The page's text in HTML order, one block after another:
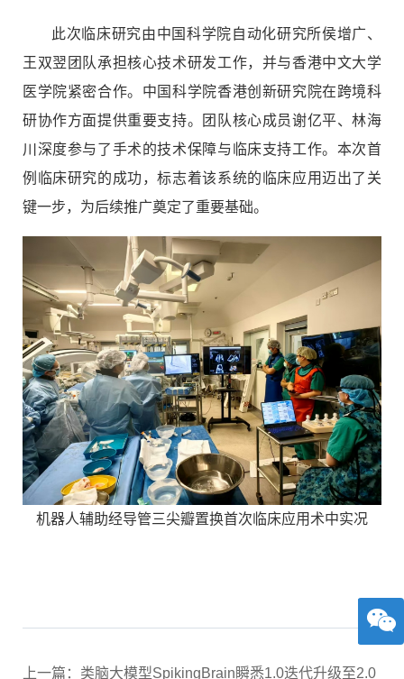
此次临床研究由中国科学院自动化研究所侯增广、
王双翌团队承担核心技术研发工作，并与香港中文大学
医学院紧密合作。中国科学院香港创新研究院在跨境科
研协作方面提供重要支持。团队核心成员谢亿平、林海
川深度参与了手术的技术保障与临床支持工作。本次首
例临床研究的成功，标志着该系统的临床应用迈出了关
键一步，为后续推广奠定了重要基础。
机器人辅助经导管三尖瓣置换首次临床应用术中实况
上一篇：类脑大模型SpikingBrain瞬悉1.0迭代升级至2.0